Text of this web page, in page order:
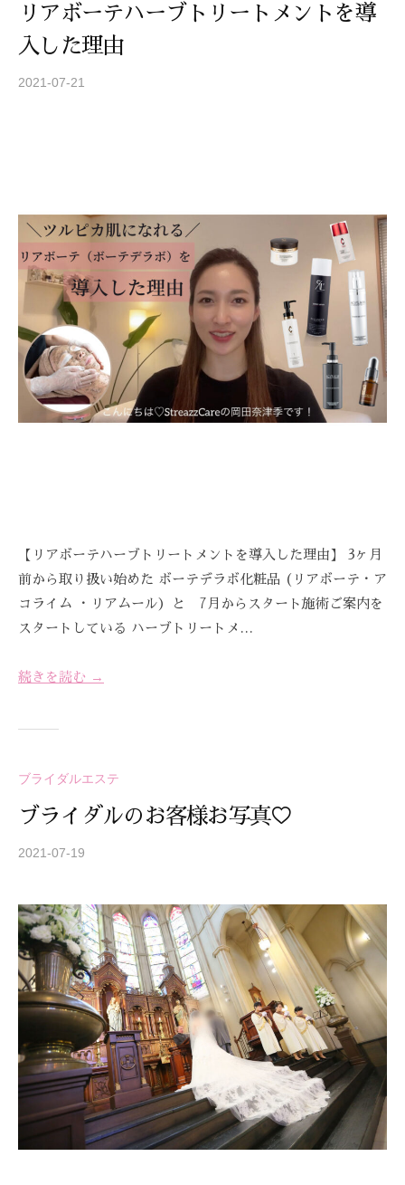
リアボーテハーブトリートメントを導
入した理由
2021-07-21
A
Z
Z
C
A
E
【リアボーテハーブトリートメントを導入した理由】 3ヶ月
前から取り扱い始めた ボーテデラボ化粧品 (リアボーテ・ア
コライム ・リアムール）と 7月からスタート施術ご案内を
スタートしている ハーブトリートメ…
続きを読む →
ブライダルエステ
ブライダルのお客様お写真♡
2021-07-19
T
R
E
A
Z
Z
C
A
R
E